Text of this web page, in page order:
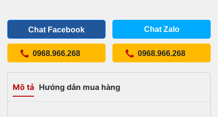
Chat Facebook Chat Zalo
0968.966.268 0968.966.268
Mô tả Hướng dẫn mua hàng